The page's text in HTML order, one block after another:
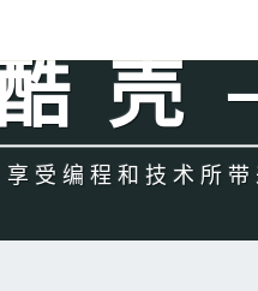
壳
享受编程和技术所